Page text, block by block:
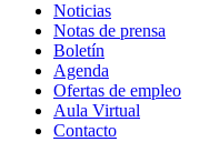
Noticias
Notas de prensa
Boletín
Agenda
Ofertas de empleo
Aula Virtual
Contacto